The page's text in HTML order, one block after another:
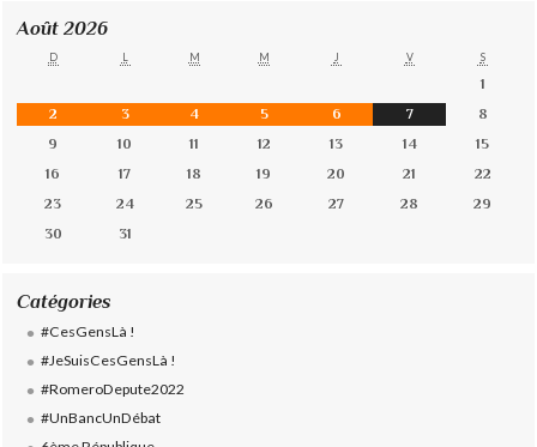
Août 2026
D L M M J V S
1
2
3 4 5 6 7
8
9
10 11 12 13 14
15
16
17 18 19 20 21
22
23
24 25 26 27 28
29
30
31
Catégories
#CesGensLà !
#JeSuisCesGensLà !
#RomeroDepute2022
#UnBancUnDébat